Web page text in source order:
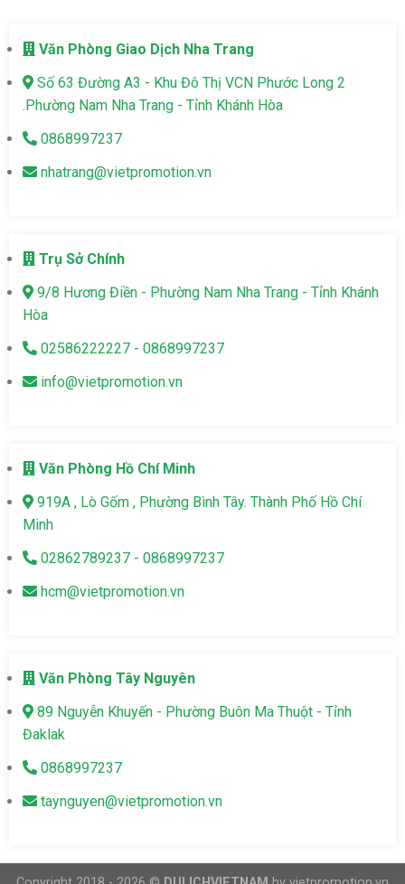
Văn Phòng Giao Dịch Nha Trang
Số 63 Đường A3 - Khu Đô Thị VCN Phước Long 2
.Phường Nam Nha Trang - Tỉnh Khánh Hòa
0868997237
nhatrang@vietpromotion.vn
Trụ Sở Chính
9/8 Hương Điền - Phường Nam Nha Trang - Tỉnh Khánh
Hòa
02586222227 - 0868997237
info@vietpromotion.vn
Văn Phòng Hồ Chí Minh
919A , Lò Gốm , Phường Bình Tây. Thành Phố Hồ Chí
Minh
02862789237 - 0868997237
hcm@vietpromotion.vn
Văn Phòng Tây Nguyên
89 Nguyễn Khuyến - Phường Buôn Ma Thuột - Tỉnh
Đaklak
0868997237
taynguyen@vietpromotion.vn